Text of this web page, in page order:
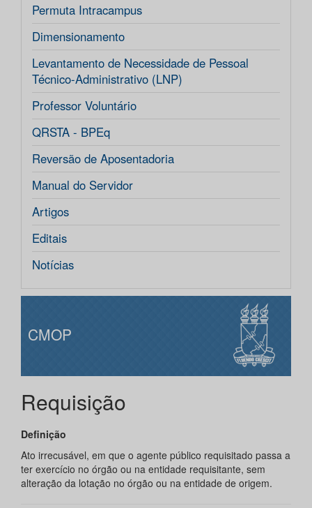
Permuta Intracampus
Dimensionamento
Levantamento de Necessidade de Pessoal
Técnico-Administrativo (LNP)
Professor Voluntário
QRSTA - BPEq
Reversão de Aposentadoria
Manual do Servidor
Artigos
Editais
Notícias
CMOP
Requisição
Definição
Ato irrecusável, em que o agente público requisitado passa a
ter exercício no órgão ou na entidade requisitante, sem
alteração da lotação no órgão ou na entidade de origem.